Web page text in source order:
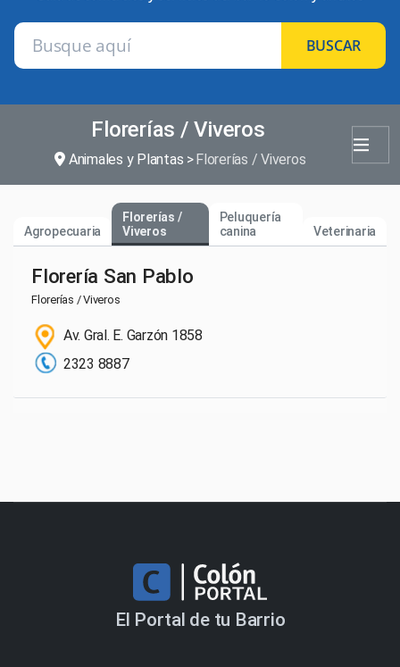
BUSCAR
Florerías / Viveros
Animales y Plantas Florerías / Viveros
Agropecuaria
Florerías /
Viveros
Peluquería
canina
Veterinaria
Florería San Pablo
Florerías / Viveros
Av. Gral. E. Garzón 1858
2323 8887
El Portal de tu Barrio